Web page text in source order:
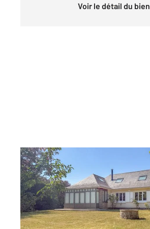
Voir le détail du bien
BARNEVILLE CARTERET 50
145,99 m2, 5 pièces
Ref : 2101
Maison à vendre
699 000 €